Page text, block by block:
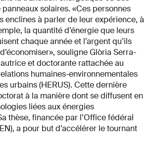
solaires. «Ces personnes
enclines à parler de leur expérience, à
la quantité d’énergie que leurs
chaque année et l’argent qu’ils
souligne Glòria Serra-
et doctorante rattachée au
humaines-environnementales
urbains (HERUS). Cette dernière
à la manière dont se diffusent en
liées aux énergies
thèse, financée par l’Office fédéral
a pour but d’accélérer le tournant